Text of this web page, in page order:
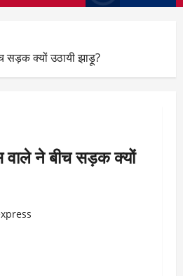
सड़क क्यों उठायी झाड़ू?
वाले ने बीच सड़क क्यों